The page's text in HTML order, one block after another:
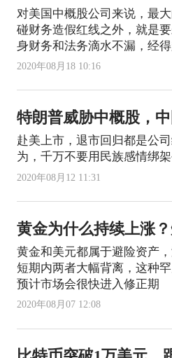
对美国中概股公司来说，最
碰财务造假红线之外，就是
身财务和法务滴水不漏，经
2020年08月18 10:16
特朗普威胁中概股，
赴美上市，退市回归都是公
为，千万不要用民族感情绑
2020年08月12 11:31
黄金为什么持续上涨
黄金和美元都属于避险资产
短期内两者大幅背离，这种
预计市场会很快进入修正期
2020年08月07 12:08